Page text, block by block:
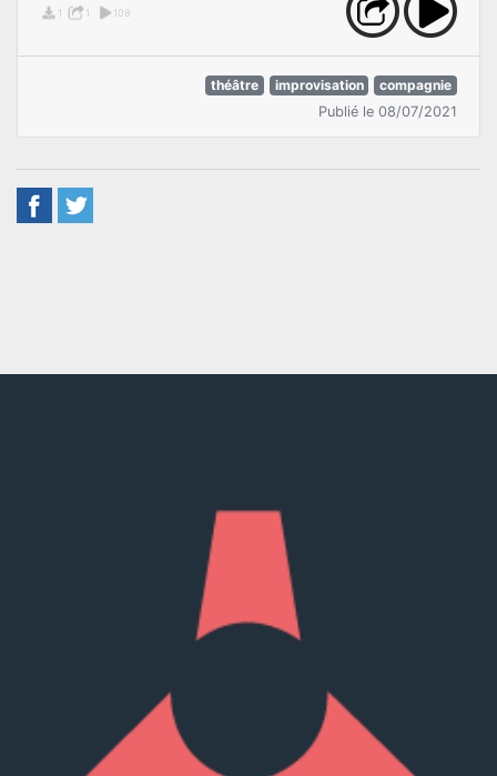
1 1 108
théâtre improvisation
compagnie
Publié le 08/07/2021